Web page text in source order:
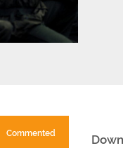
Commented